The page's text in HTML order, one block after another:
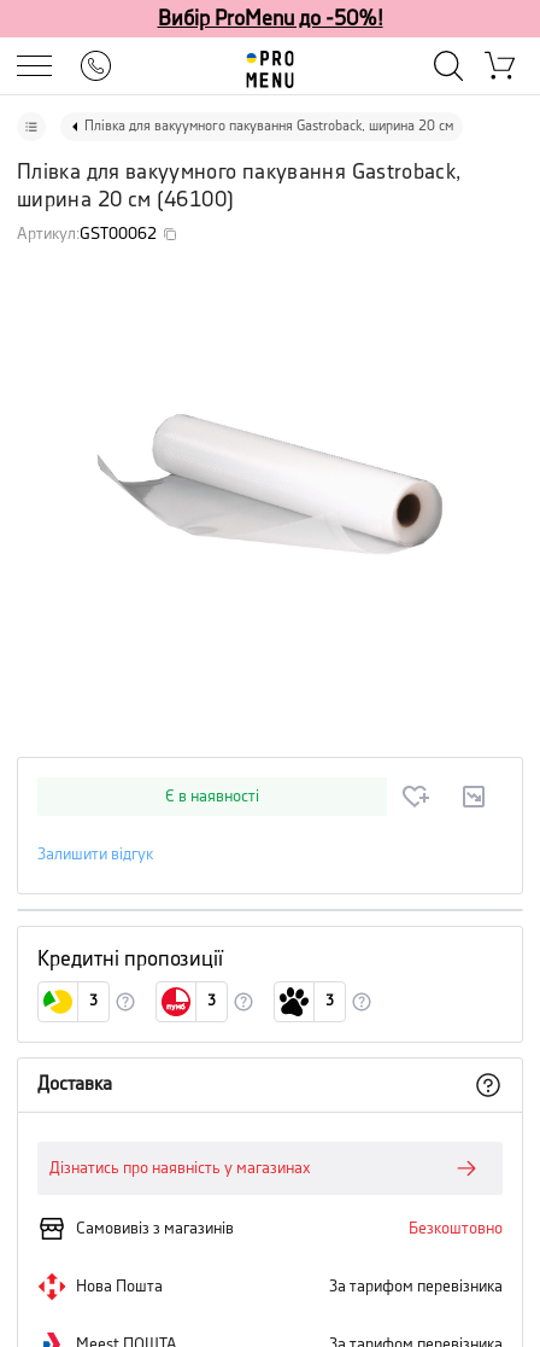
Вибір ProMenu до -50%!
Плівка для вакуумного пакування Gastroback, ширина 20 см
Плівка для вакуумного пакування Gastroback,
ширина 20 см (46100)
Артикул:GST00062
Є в наявності
Залишити відгук
Кредитні пропозиції
3 3 3
Доставка
Дізнатись про наявність у магазинах
Самовивіз з магазинів Безкоштовно
Нова Пошта За тарифом перевізника